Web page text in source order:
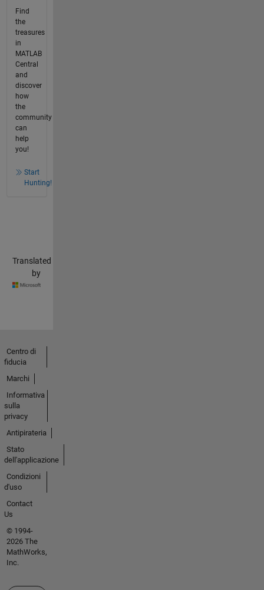
Find
the
treasures
in
MATLAB
Central
and
discover
how
the
community
can
help
you!
Start
Hunting!
Translated
by
Centro di
fiducia
Marchi
Informativa
sulla
privacy
Antipirateria
Stato
dell'applicazione
Condizioni
d'uso
Contact
Us
© 1994-
2026 The
MathWorks,
Inc.